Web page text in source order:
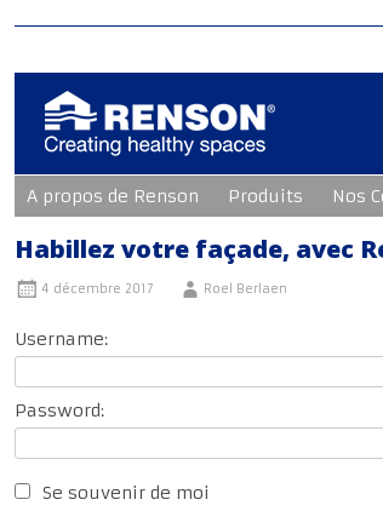
au
contenu
principal
A propos de Renson Produits Nos
Habillez votre façade, avec
4 décembre 2017 Roel Berlaen
Username:
Password:
Se souvenir de moi